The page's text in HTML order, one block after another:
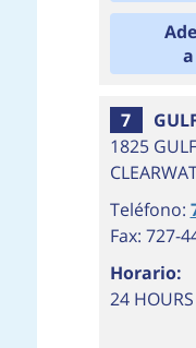
7
1825
Teléfono:
Fax: 727-
Horario:
24 HOURS